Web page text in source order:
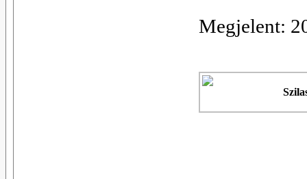
Megjelent: